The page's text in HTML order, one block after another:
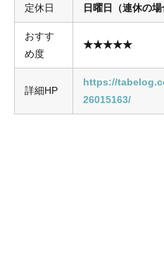
定休日 日曜日（連休の場
おすす
め度
★★★★★
詳細HP
https://
26015163/